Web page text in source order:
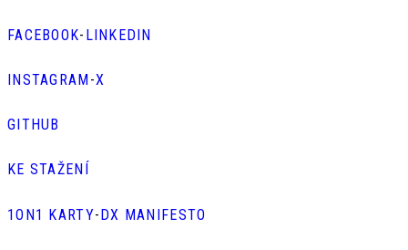
FACEBOOK- LINKEDIN
INSTAGRAM -X
GITHUB
KE STAŽENÍ
1ON1 KARTY- DX MANIFESTO